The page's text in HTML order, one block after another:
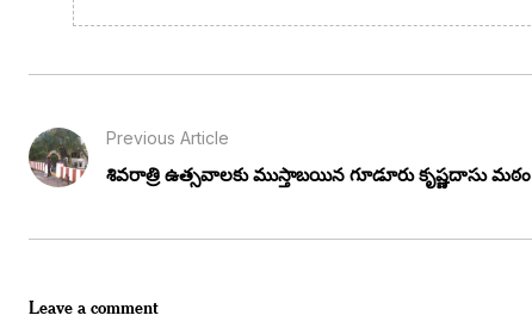
Previous Article
శివరాత్రి ఉత్సవాలకు ముస్తాబయిన గూడూరు కృష్ణదాసు మఠం
Leave a comment